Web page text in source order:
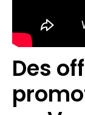
Des